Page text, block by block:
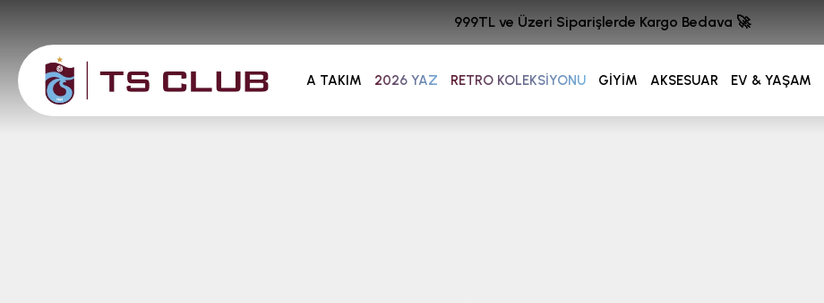
A TAKIM 2026 YAZ RETRO KOLEKSİYONU GİYİM AKSESUAR EV & YAŞAM
999TL ve Üzeri Siparişlerde Kargo Bedava 🚀